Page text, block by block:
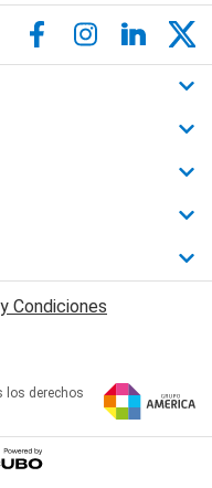
Condiciones
los derechos